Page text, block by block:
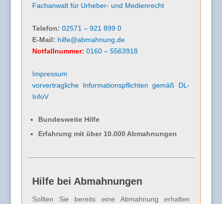
Fachanwalt für Urheber- und Medienrecht
Telefon: 02571 – 921 899 0
E-Mail: hilfe@abmahnung.de
Notfallnummer: 0160 – 5563918
Impressum
vorvertragliche Informationspflichten gemäß DL-
InfoV
Bundesweite Hilfe
Erfahrung mit über 10.000 Abmahnungen
Hilfe bei Abmahnungen
Sollten Sie bereits eine Abmahnung erhalten